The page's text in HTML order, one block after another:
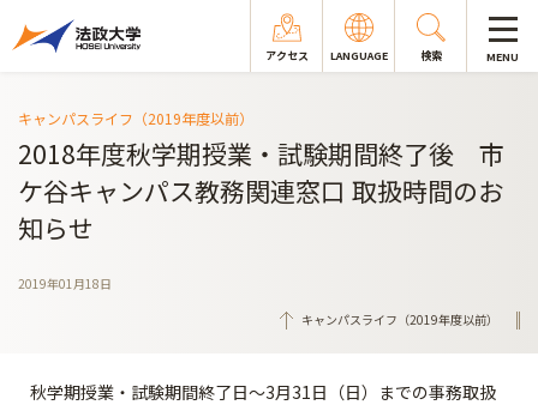
アクセス LANGUAGE 検索 MENU
キャンパスライフ（2019年度以前）
2018年度秋学期授業・試験期間終了後 市
ケ谷キャンパス教務関連窓口 取扱時間のお
知らせ
2019年01月18日
キャンパスライフ（2019年度以前）
秋学期授業・試験期間終了日～3月31日（日）までの事務取扱